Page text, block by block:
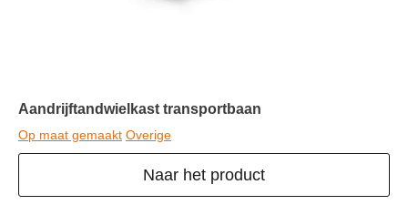
Aandrijftandwielkast transportbaan
Op maat gemaakt Overige
Naar het product